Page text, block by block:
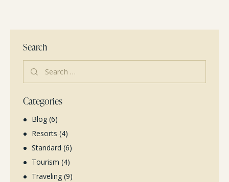
Search
Categories
Blog(6)
Resorts (4)
Standard (6)
Tourism (4)
Traveling(9)